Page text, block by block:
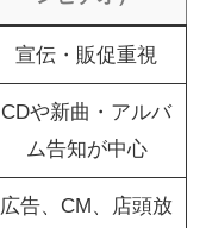
宣伝・販促重視
CDや新曲・アルバ
ム告知が中心
広告、CM、店頭放